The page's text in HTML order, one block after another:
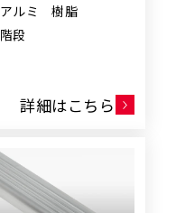
アルミ 樹脂
階段
詳細はこちら